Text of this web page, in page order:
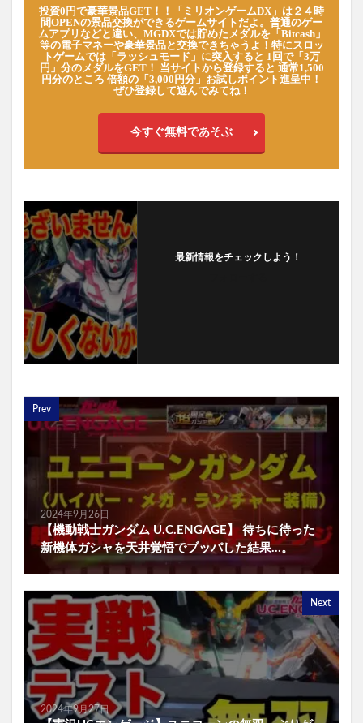
投資0円で豪華景品GET！！「ミリオンゲームDX」は２４時
間OPENの景品交換ができるゲームサイトだよ。普通のゲー
ムアプリなどと違い、MGDXでは貯めたメダルを「Bitcash」
等の電子マネーや豪華景品と交換できちゃうよ！特にスロッ
トゲームでは「ラッシュモード」に突入すると 1回で「3万
円」分のメダルをGET！ 当サイトから登録すると 通常1,500
円分のところ 倍額の「3,000円分」お試しポイント進呈中！
ぜひ登録して遊んでみてね！
今すぐ無料であそぶ
最新情報をチェックしよう！
Prev
2024年9月26日
【機動戦士ガンダム U.C.ENGAGE】 待ちに待った
新機体ガシャを天井覚悟でブッパした結果…。
Next
2024年9月27日